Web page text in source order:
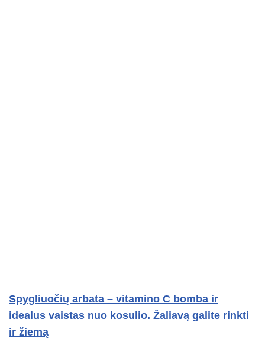
Spygliuočių arbata – vitamino C bomba ir
idealus vaistas nuo kosulio. Žaliavą galite rinkti
ir žiemą